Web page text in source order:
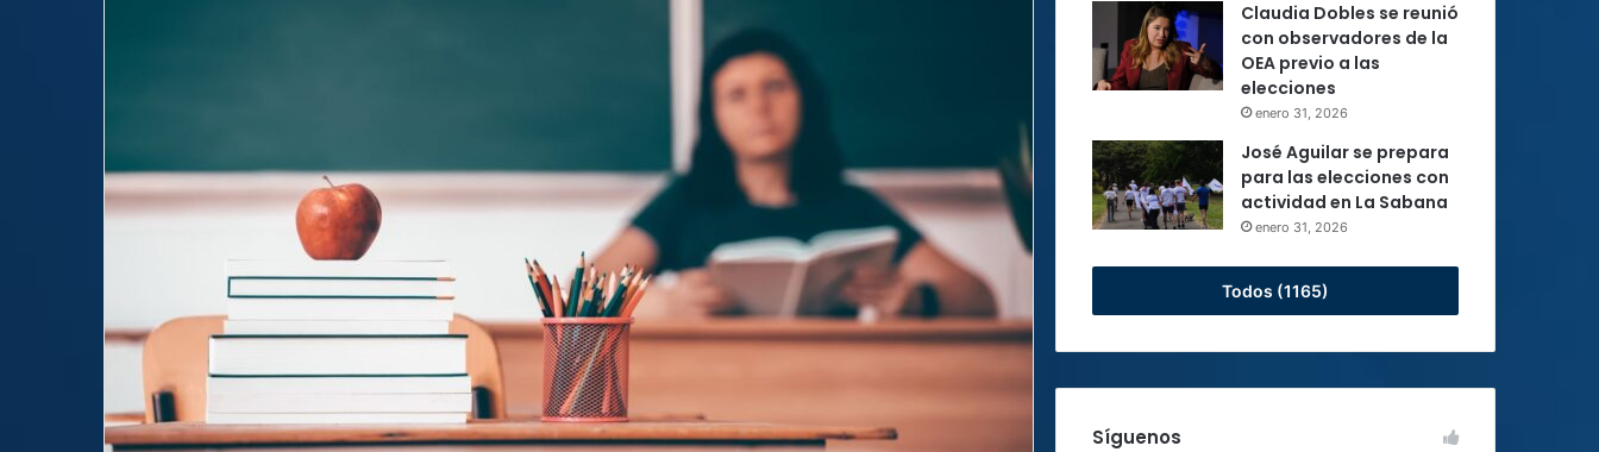
Claudia Dobles se reunió
con observadores de la
OEA previo a las
elecciones
enero 31, 2026
José Aguilar se prepara
para las elecciones con
actividad en La Sabana
enero 31, 2026
Todos (1165)
Síguenos